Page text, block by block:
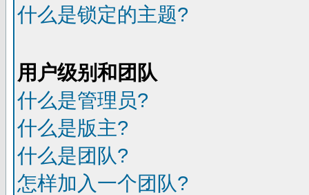
什么是锁定的主题?
用户级别和团队
什么是管理员?
什么是版主?
什么是团队?
怎样加入一个团队?